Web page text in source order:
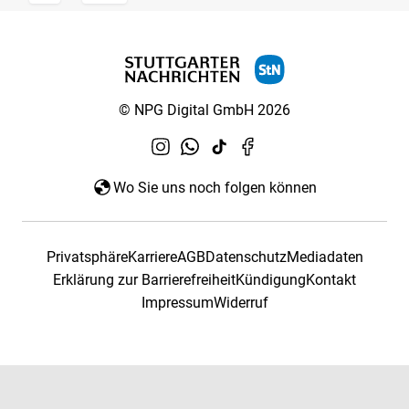
© NPG Digital GmbH 2026
Wo Sie uns noch folgen können
PrivatsphäreKarriereAGBDatenschutzMediadaten
Erklärung zur BarrierefreiheitKündigungKontakt
ImpressumWiderruf